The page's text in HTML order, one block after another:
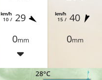
10 /
km/h 29
0mm
15 /
km/h 40
0mm
28°C